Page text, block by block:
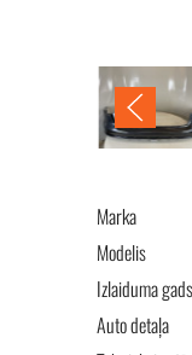
Marka
Modelis
Izlaiduma gads
Auto detaļa